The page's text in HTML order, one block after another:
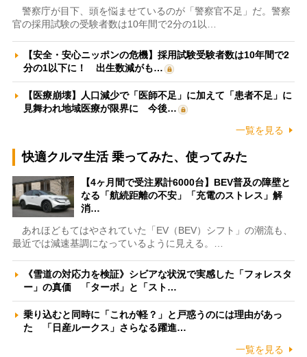
警察庁が目下、頭を悩ませているのが「警察官不足」だ。警察
官の採用試験の受験者数は10年間で2分の1以…
【安全・安心ニッポンの危機】採用試験受験者数は10年間で2
分の1以下に！ 出生数減がも…
【医療崩壊】人口減少で「医師不足」に加えて「患者不足」に
見舞われ地域医療が限界に 今後…
一覧を見る
快適クルマ生活 乗ってみた、使ってみた
【4ヶ月間で受注累計6000台】BEV普及の障壁と
なる「航続距離の不安」「充電のストレス」解
消…
あれほどもてはやされていた「EV（BEV）シフト」の潮流も、
最近では減速基調になっているように見える。…
《雪道の対応力を検証》シビアな状況で実感した「フォレスタ
ー」の真価 「ターボ」と「スト…
乗り込むと同時に「これが軽？」と戸惑うのには理由があっ
た 「日産ルークス」さらなる躍進…
一覧を見る